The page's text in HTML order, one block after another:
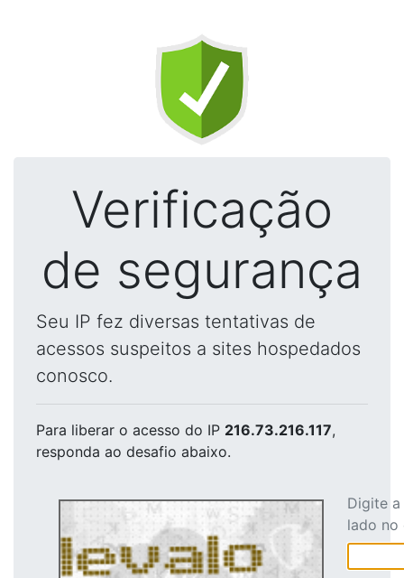
Verificação
de segurança
Seu IP fez diversas tentativas de
acessos suspeitos a sites hospedados
conosco.
Para liberar o acesso do IP 216.73.216.117,
responda ao desafio abaixo.
Digite
lado no